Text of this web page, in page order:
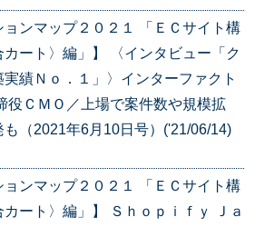
ョンマップ２０２１ 「ＥＣサイト構
ート〉編」】 〈インタビュー「ク
績Ｎｏ．１」〉インターファクト
役ＣＭＯ／上場で案件数や規模拡
（2021年6月10日号）('21/06/14)
ョンマップ２０２１ 「ＥＣサイト構
ート〉編」】 Ｓｈｏｐｉｆｙ Ｊａ